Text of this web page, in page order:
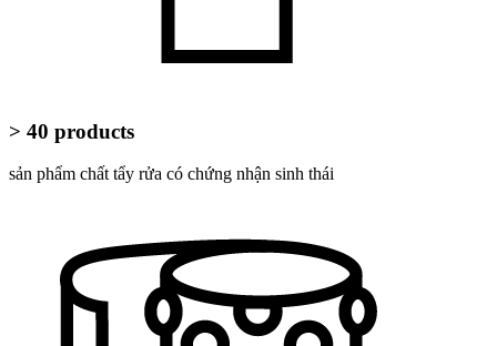
> 40 products
sản phẩm chất tẩy rửa có chứng nhận sinh thái